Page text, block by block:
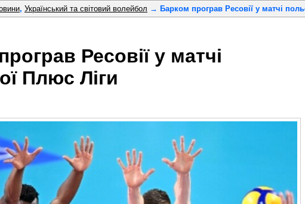
, Український та світовий волейбол → Барком програв Ресовії у матчі
Ресовії у матчі
Плюс Ліги